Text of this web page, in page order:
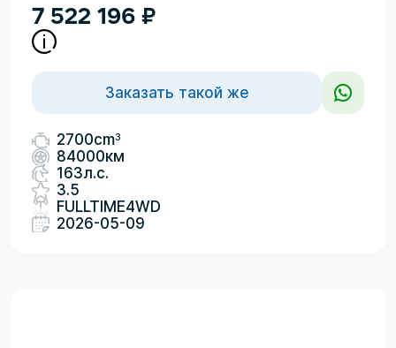
7 522 196 ₽
Заказать такой же
2700cm3
84000км
163л.с.
3.5
FULLTIME4WD
2026-05-09